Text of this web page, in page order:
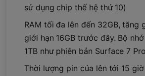
sử dụng chip thế hệ thứ 10)
RAM tối đa lên đến 32GB, tăng
giới hạn 16GB trước đây. Bộ
1TB như phiên bản Surface 7 Pro
Thời lượng pin của lên tới 15